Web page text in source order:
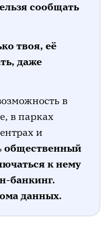
сообщать
твоя, её
даже
в
в парках
и
общественный
к нему
банкинг.
данных.